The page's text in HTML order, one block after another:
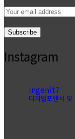
Email
address:
Instagram
ingenit7
디지털포렌식